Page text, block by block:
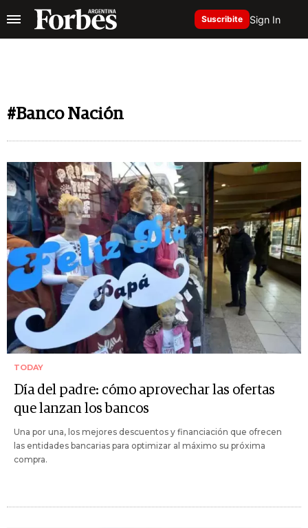
Suscribite Sign In
#Banco Nación
TODAY
Día del padre: cómo aprovechar las ofertas
que lanzan los bancos
Una por una, los mejores descuentos y financiación que ofrecen
las entidades bancarias para optimizar al máximo su próxima
compra.